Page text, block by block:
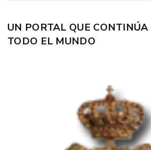
UN PORTAL QUE
TODO EL MUNDO